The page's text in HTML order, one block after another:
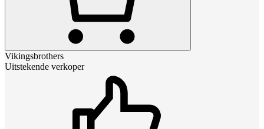
Vikingsbrothers
Uitstekende verkoper